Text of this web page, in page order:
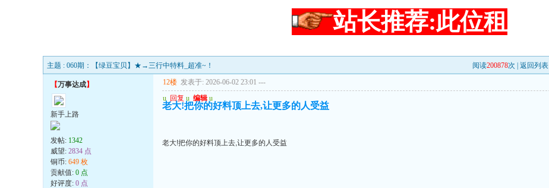
站长推荐:此位租
主题 : 060期：【绿豆宝贝】★→三行中特料_超准~！ 阅读200878次 | 返回列表
【万事达成】
新手上路
发帖: 1342
威望: 2834 点
铜币: 649 枚
贡献值: 0 点
好评度: 0 点
12楼 发表于: 2026-06-02 23:01 ---
u 回复 u 编辑 u
老大!把你的好料顶上去,让更多的人受益
老大!把你的好料顶上去,让更多的人受益